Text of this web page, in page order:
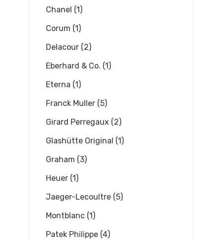
Chanel (1)
Corum (1)
Delacour (2)
Eberhard & Co. (1)
Eterna (1)
Franck Muller (5)
Girard Perregaux (2)
Glashütte Original (1)
Graham (3)
Heuer (1)
Jaeger-Lecoultre (5)
Montblanc (1)
Patek Philippe (4)